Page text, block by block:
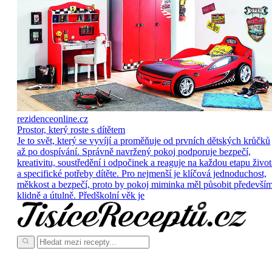
rezidenceonline.cz
Prostor, který roste s dítětem
Je to svět, který se vyvíjí a proměňuje od prvních dětských krůčků
až po dospívání. Správně navržený pokoj podporuje bezpečí,
kreativitu, soustředění i odpočinek a reaguje na každou etapu
a specifické potřeby dítěte. Pro nejmenší je klíčová jednoduchost,
měkkost a bezpečí, proto by pokoj miminka měl působit
klidně a útulně. Předškolní věk je